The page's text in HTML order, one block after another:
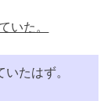
いた。
たはず。